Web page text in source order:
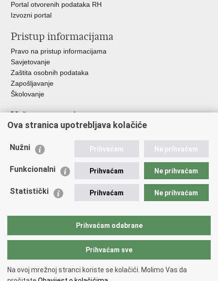
Portal otvorenih podataka RH
Izvozni portal
Pristup informacijama
Pravo na pristup informacijama
Savjetovanje
Zaštita osobnih podataka
Zapošljavanje
Školovanje
Važne poveznice
Ministarstvo unutarnjih poslova
Udruge
Policijska akademija
Zaklada policijske solidarnosti
Vučetić"
Copyright © 2026 Policijska uprava zagrebačka.
Ova stranica upotrebljava kolačiće
Nužni Prihvaćam Ne prihvaćam
Funkcionalni Prihvaćam Ne prihvaćam
Statistički Prihvaćam Ne prihvaćam
Prihvaćam odabrane
Prihvaćam sve
Na ovoj mrežnoj stranci koriste se kolačići. Molimo Vas da